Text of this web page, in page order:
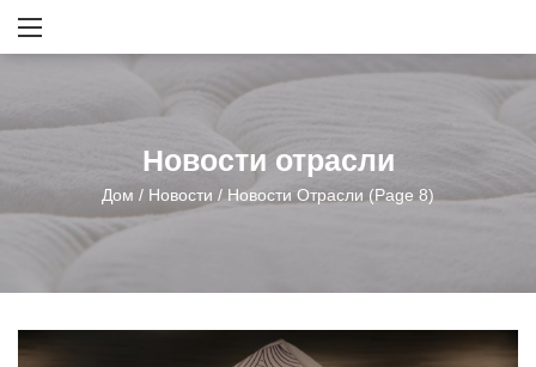
Новости отрасли
Дом / Новости / Новости Отрасли (Page 8)